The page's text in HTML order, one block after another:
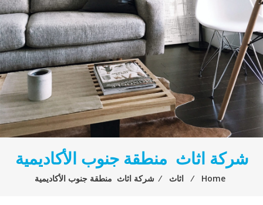
شركة اثاث منطقة جنوب الأكاديمية
Home
⁄ اثاث ⁄ شركة اثاث منطقة جنوب الأكاديمية